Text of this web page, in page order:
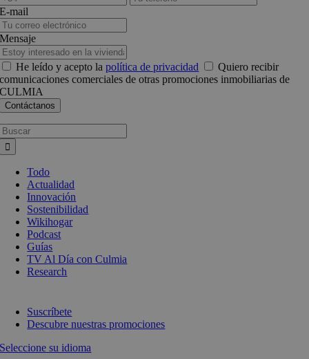
E-mail
Mensaje
He leído y acepto lapolítica de privacidad
Quiero recibir
comunicaciones comerciales de otras promociones inmobiliarias de
CULMIA
Todo
Actualidad
Innovación
Sostenibilidad
Wikihogar
Podcast
Guías
TV Al Día con Culmia
Research
Suscríbete
Descubre nuestras promociones
Seleccione su idioma